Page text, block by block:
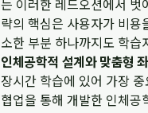
는 이러한 레드오션에서
략의 핵심은 사용자가 비
소한 부분 하나까지도 학
인체공학적 설계와 맞춤형
장시간 학습에 있어 가장
협업을 통해 개발한 인체